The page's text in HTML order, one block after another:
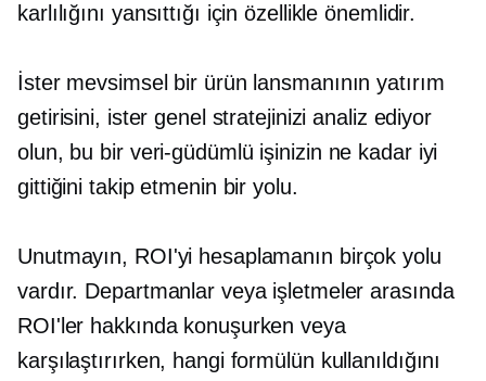
karlılığını yansıttığı için özellikle önemlidir.
İster mevsimsel bir ürün lansmanının yatırım
getirisini, ister genel stratejinizi analiz ediyor
olun, bu bir veri-güdümlü işinizin ne kadar iyi
gittiğini takip etmenin bir yolu.
Unutmayın, ROI'yi hesaplamanın birçok yolu
vardır. Departmanlar veya işletmeler arasında
ROI'ler hakkında konuşurken veya
karşılaştırırken, hangi formülün kullanıldığını